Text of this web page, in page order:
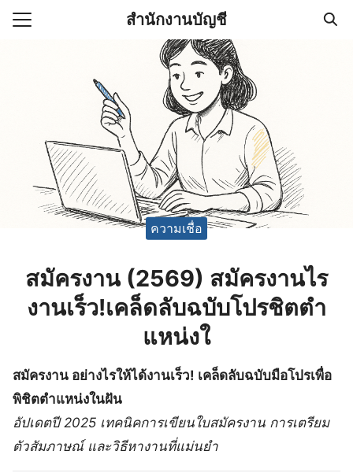
Skip
สำนักงานบัญชี
านบัญชี (Accounting
ช่วยสำคัญในการบริหาร
ความเชื่อ
สมัครงาน (2569) สมัครงานไร
งานเร็ว!เคล็ดลับฉบับโปรชิตตำ
แหน่งใ
สมัครงาน อย่างไรให้ได้งานเร็ว! เคล็ดลับฉบับมือโปรเพื่อ
พิชิตตำแหน่งในฝัน
อัปเดตปี 2025 เทคนิคการเขียนใบสมัครงาน การเตรียม
ตัวสัมภาษณ์ และวิธีหางานที่แม่นยำ